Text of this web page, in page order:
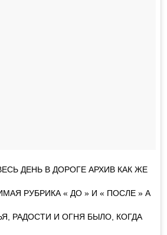
ДЕНЬ В ДОРОГЕ АРХИВ КАК ЖЕ
РУБРИКА « ДО » И « ПОСЛЕ » А
РАДОСТИ И ОГНЯ БЫЛО, КОГДА